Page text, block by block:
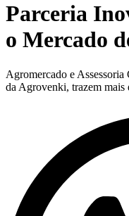
Parceria
o Mercado
Agromercado e
da Agrovenki, trazem mais